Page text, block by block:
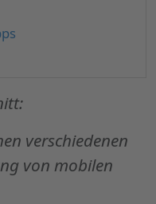
verschiedenen
von mobilen